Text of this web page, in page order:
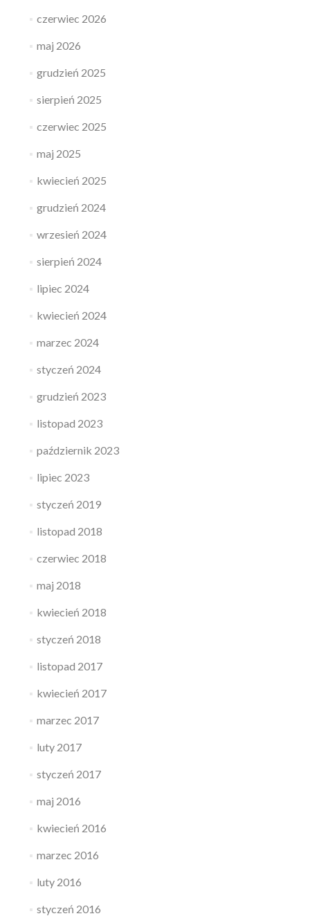
czerwiec 2026
maj 2026
grudzień 2025
sierpień 2025
czerwiec 2025
maj 2025
kwiecień 2025
grudzień 2024
wrzesień 2024
sierpień 2024
lipiec 2024
kwiecień 2024
marzec 2024
styczeń 2024
grudzień 2023
listopad 2023
październik 2023
lipiec 2023
styczeń 2019
listopad 2018
czerwiec 2018
maj 2018
kwiecień 2018
styczeń 2018
listopad 2017
kwiecień 2017
marzec 2017
luty 2017
styczeń 2017
maj 2016
kwiecień 2016
marzec 2016
luty 2016
styczeń 2016